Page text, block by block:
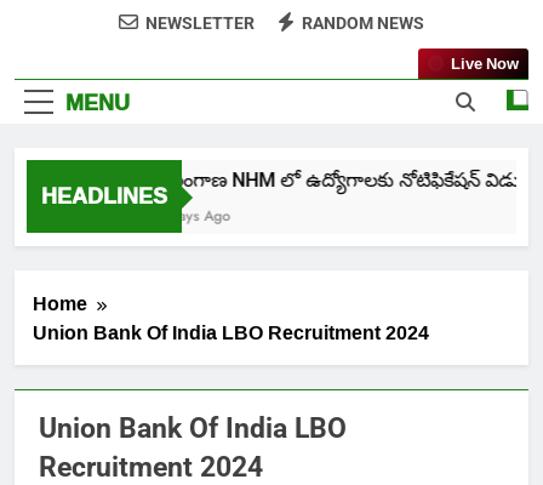
NEWSLETTER RANDOM NEWS
MENU
Live Now
HEADLINESతెలంగాణ NHM లో ఉద్యోగాలకు నోటిఫికేషన్ విడుదల
7 Days Ago
Home
Union Bank Of India LBO Recruitment 2024
Union Bank Of India LBO
Recruitment 2024